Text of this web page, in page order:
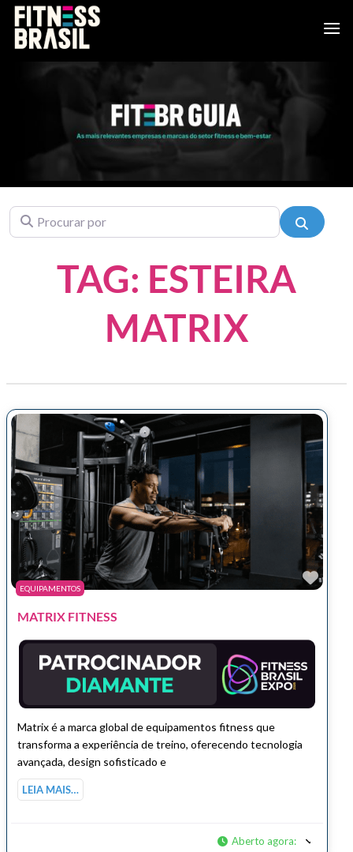
Skip
content
Procurar por
TAG: ESTEIRA
MATRIX
EQUIPAMENTOS
MATRIX FITNESS
Matrix é a marca global de equipamentos fitness que
transforma a experiência de treino, oferecendo tecnologia
avançada, design sofisticado e
LEIA MAIS…
Aberto agora: